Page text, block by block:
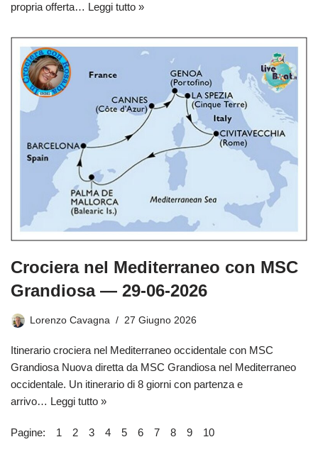
propria offerta… Leggi tutto »
Crociera nel Mediterraneo con MSC
Grandiosa — 29-06-2026
Lorenzo Cavagna 27 Giugno 2026
Itinerario crociera nel Mediterraneo occidentale con MSC
Grandiosa Nuova diretta da MSC Grandiosa nel Mediterraneo
occidentale. Un itinerario di 8 giorni con partenza e
arrivo… Leggi tutto »
Pagine: 1 2 3 4 5 6 7 8 9 10